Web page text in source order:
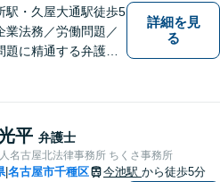
応。
駅・久屋大通駅徒歩5
業法務／労働問題／
題に精通する弁護
護を行います。現在
とのある方は、お気
談ください。
詳細を見
る
平 弁護士
名古屋北法律事務所 ちくさ事務所
|名古屋市千種区 今池駅 から徒歩5分